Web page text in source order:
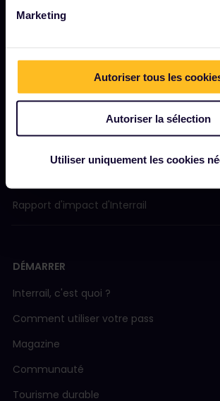
Marketing
Autoriser tous les
Autoriser la sélection
Utiliser uniquement les cookies
Nous recrutons
Devenez notre partenaire
Rapport d'impact d'Interrail
DÉMARRER
Interrail, c'est quoi ?
Comment utiliser votre pass
Magazine
Communauté
Tourisme durable